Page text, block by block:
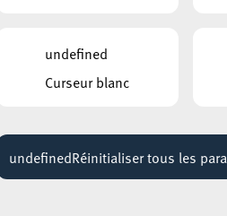
16:00 - 18:00
undefined
Curseur blanc
undefinedRéinitialiser tous les